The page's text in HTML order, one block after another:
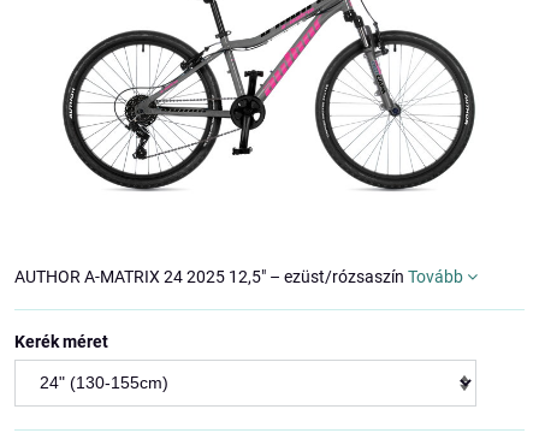
AUTHOR A-MATRIX 24 2025 12,5" – ezüst/rózsaszín Tovább
Kerék méret